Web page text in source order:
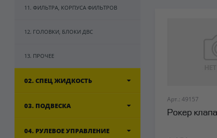
11. ФИЛЬТРА, КОРПУСА ФИЛЬТРОВ
12. ГОЛОВКИ, БЛОКИ ДВС
13. ПРОЧЕЕ
02. СПЕЦ ЖИДКОСТЬ
03. ПОДВЕСКА
04. РУЛЕВОЕ УПРАВЛЕНИЕ
Арт.: 49157
Рокер